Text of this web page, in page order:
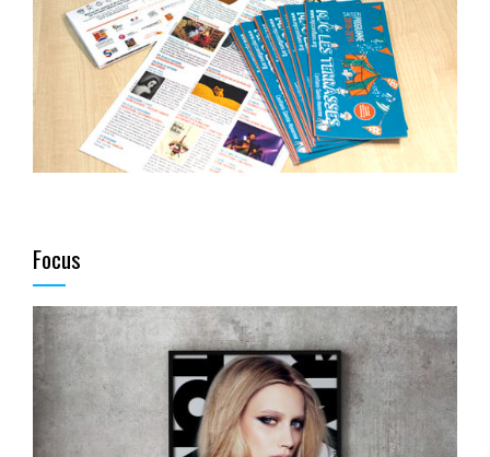
Focus